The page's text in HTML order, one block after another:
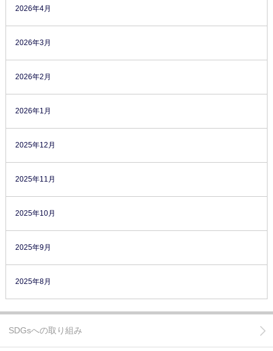
2026年4月
2026年3月
2026年2月
2026年1月
2025年12月
2025年11月
2025年10月
2025年9月
2025年8月
SDGsへの取り組み